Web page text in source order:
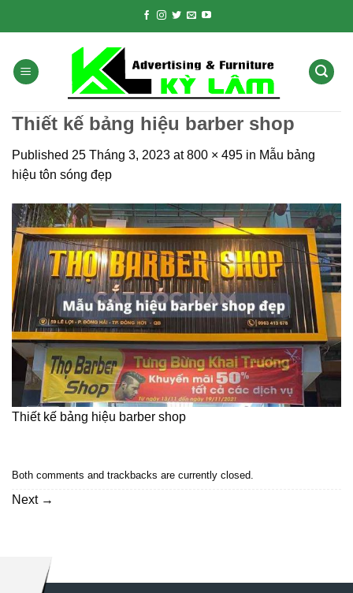
Thiết kế bảng hiệu barber shop
Published 25 Tháng 3, 2023 at800 × 495 in Mẫu bảng
hiệu tôn sóng đẹp
Thiết kế bảng hiệu barber shop
Both comments and trackbacks are currently closed.
Next →